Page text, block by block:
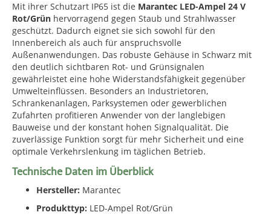
Mit ihrer Schutzart IP65 ist die Marantec LED-Ampel 24 V
Rot/Grün hervorragend gegen Staub und Strahlwasser
geschützt. Dadurch eignet sie sich sowohl für den
Innenbereich als auch für anspruchsvolle
Außenanwendungen. Das robuste Gehäuse in Schwarz mit
den deutlich sichtbaren Rot- und Grünsignalen
gewährleistet eine hohe Widerstandsfähigkeit gegenüber
Umwelteinflüssen. Besonders an Industrietoren,
Schrankenanlagen, Parksystemen oder gewerblichen
Zufahrten profitieren Anwender von der langlebigen
Bauweise und der konstant hohen Signalqualität. Die
zuverlässige Funktion sorgt für mehr Sicherheit und eine
optimale Verkehrslenkung im täglichen Betrieb.
Technische Daten im Überblick
Hersteller: Marantec
Produkttyp: LED-Ampel Rot/Grün